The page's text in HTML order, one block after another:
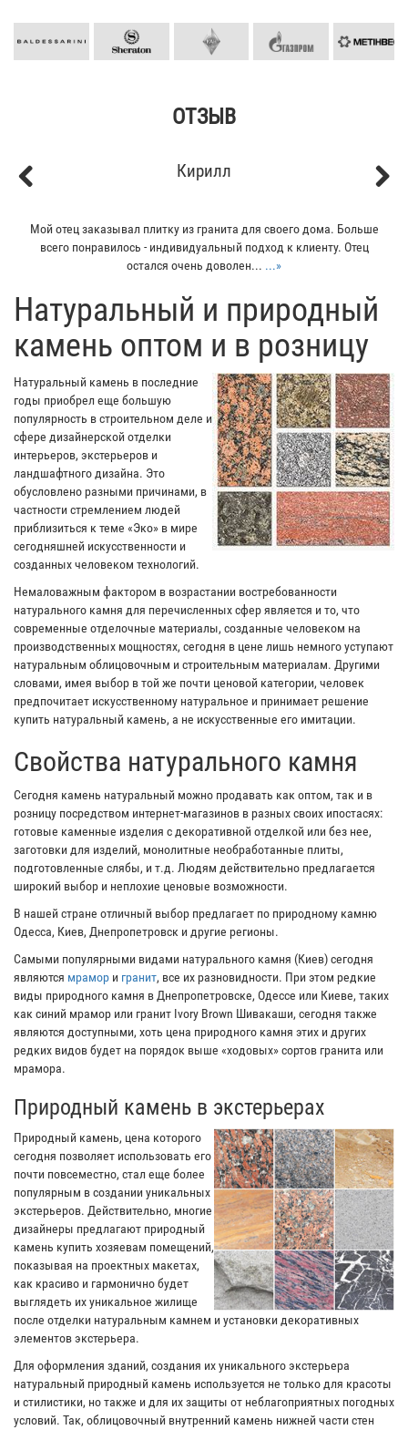
ОТЗЫВ
Кирилл
Мой отец заказывал плитку из гранита для своего дома. Больше
всего понравилось - индивидуальный подход к клиенту. Отец
остался очень доволен... ...»
​Натуральный и природный
камень оптом и в розницу
Натуральный камень в последние
годы приобрел еще большую
популярность в строительном деле и
сфере дизайнерской отделки
интерьеров, экстерьеров и
ландшафтного дизайна. Это
обусловлено разными причинами, в
частности стремлением людей
приблизиться к теме «Эко» в мире
сегодняшней искусственности и
созданных человеком технологий.
Немаловажным фактором в возрастании востребованности
натурального камня для перечисленных сфер является и то, что
современные отделочные материалы, созданные человеком на
производственных мощностях, сегодня в цене лишь немного уступают
натуральным облицовочным и строительным материалам. Другими
словами, имея выбор в той же почти ценовой категории, человек
предпочитает искусственному натуральное и принимает решение
купить натуральный камень, а не искусственные его имитации.
Свойства натурального камня
Сегодня камень натуральный можно продавать как оптом, так и в
розницу посредством интернет-магазинов в разных своих ипостасях:
готовые каменные изделия с декоративной отделкой или без нее,
заготовки для изделий, монолитные необработанные плиты,
подготовленные слябы, и т.д. Людям действительно предлагается
широкий выбор и неплохие ценовые возможности.
В нашей стране отличный выбор предлагает по природному камню
Одесса, Киев, Днепропетровск и другие регионы.
Самыми популярными видами натурального камня (Киев) сегодня
являются мрамор и гранит, все их разновидности. При этом редкие
виды природного камня в Днепропетровске, Одессе или Киеве, таких
как синий мрамор или гранит Ivory Brown Шивакаши, сегодня также
являются доступными, хоть цена природного камня этих и других
редких видов будет на порядок выше «ходовых» сортов гранита или
мрамора.
Природный камень в экстерьерах
Природный камень, цена которого
сегодня позволяет использовать его
почти повсеместно, стал еще более
популярным в создании уникальных
экстерьеров. Действительно, многие
дизайнеры предлагают природный
камень купить хозяевам помещений,
показывая на проектных макетах,
как красиво и гармонично будет
выглядеть их уникальное жилище
после отделки натуральным камнем и установки декоративных
элементов экстерьера.
Для оформления зданий, создания их уникального экстерьера
натуральный природный камень используется не только для красоты
и стилистики, но также и для их защиты от неблагоприятных погодных
условий. Так, облицовочный внутренний камень нижней части стен